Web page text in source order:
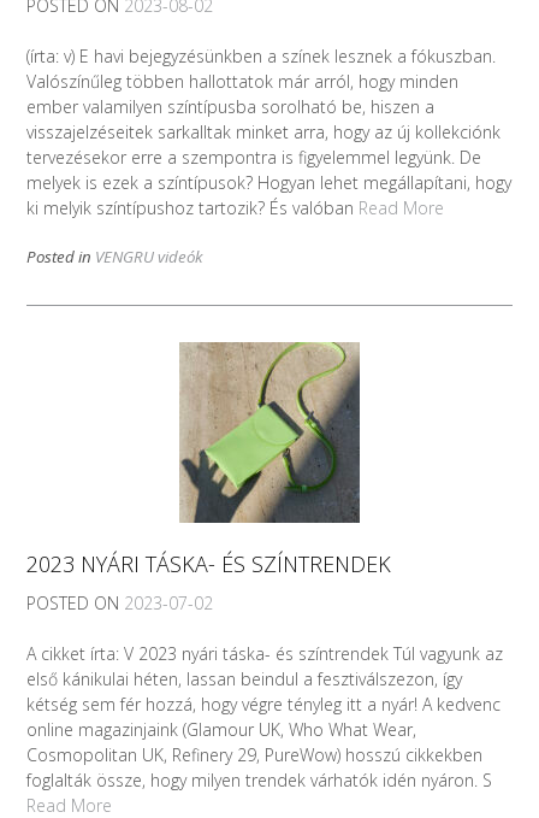
POSTED ON 2023-08-02
(írta: v) E havi bejegyzésünkben a színek lesznek a fókuszban.
Valószínűleg többen hallottatok már arról, hogy minden
ember valamilyen színtípusba sorolható be, hiszen a
visszajelzéseitek sarkalltak minket arra, hogy az új kollekciónk
tervezésekor erre a szempontra is figyelemmel legyünk. De
melyek is ezek a színtípusok? Hogyan lehet megállapítani, hogy
ki melyik színtípushoz tartozik? És valóban Read More
Posted in VENGRU videók
2023 NYÁRI TÁSKA- ÉS SZÍNTRENDEK
POSTED ON 2023-07-02
A cikket írta: V 2023 nyári táska- és színtrendek Túl vagyunk az
első kánikulai héten, lassan beindul a fesztiválszezon, így
kétség sem fér hozzá, hogy végre tényleg itt a nyár! A kedvenc
online magazinjaink (Glamour UK, Who What Wear,
Cosmopolitan UK, Refinery 29, PureWow) hosszú cikkekben
foglalták össze, hogy milyen trendek várhatók idén nyáron. S
Read More